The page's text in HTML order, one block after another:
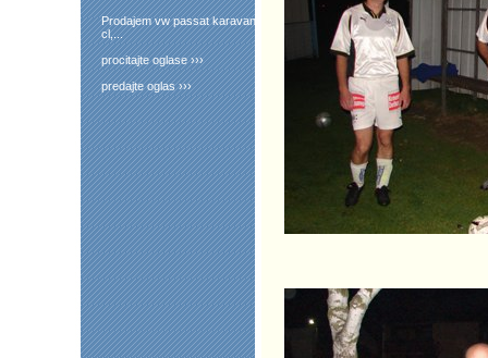
Prodajem vw passat karavan
cl,...
procitajte oglase ›››
predajte oglas ›››